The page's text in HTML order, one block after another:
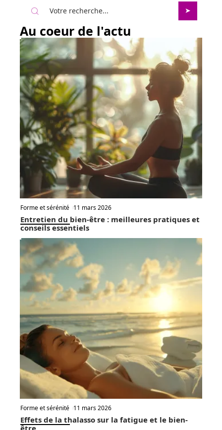
Au coeur de l'actu
Forme et sérénité 11 mars 2026
Entretien du bien-être : meilleures pratiques et
conseils essentiels
Forme et sérénité 11 mars 2026
Effets de la thalasso sur la fatigue et le bien-